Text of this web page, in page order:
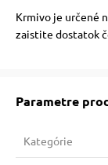
Krmivo je určené
zaistite dostatok
Parametre
Kategórie